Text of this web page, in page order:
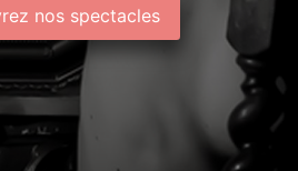
nos spectacles